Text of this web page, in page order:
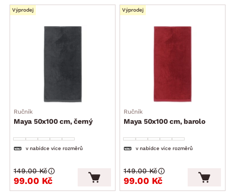
Výprodej
Ručník
Maya 50x100 cm, černý
v nabídce více rozměrů
99.00 Kč
149.00 Kč
Výprodej
Ručník
Maya 50x100 cm, barolo
v nabídce více rozměrů
99.00 Kč
149.00 Kč